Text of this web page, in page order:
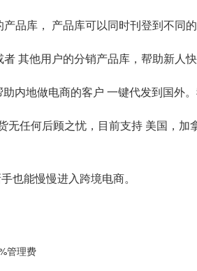
品库， 产品库可以同时刊登到不同
其他用户的分销产品库，帮助新人
内地做电商的客户 一键代发到国外
任何后顾之忧，目前支持 美国，
也能慢慢进入跨境电商。
管理费